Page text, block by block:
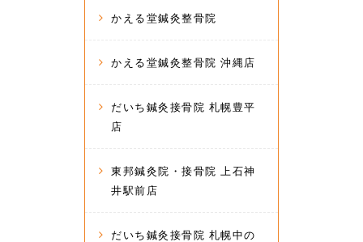
かえる堂鍼灸整骨院
かえる堂鍼灸整骨院 沖縄店
だいち鍼灸接骨院 札幌豊平
店
東邦鍼灸院・接骨院 上石神
井駅前店
だいち鍼灸接骨院 札幌中の